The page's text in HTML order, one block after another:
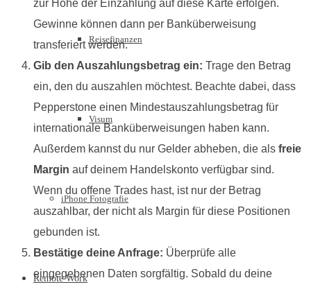
Reisefinanzen
Visum
iPhone Fotografie
Remote Work
zur Höhe der Einzahlung auf diese Karte erfolgen.
Gewinne können dann per Banküberweisung
transferiert werden.
Gib den Auszahlungsbetrag ein: Trage den Betrag
ein, den du auszahlen möchtest. Beachte dabei, dass
Pepperstone einen Mindestauszahlungsbetrag für
internationale Banküberweisungen haben kann.
Außerdem kannst du nur Gelder abheben, die als freie
Margin auf deinem Handelskonto verfügbar sind.
Wenn du offene Trades hast, ist nur der Betrag
auszahlbar, der nicht als Margin für diese Positionen
gebunden ist.
Bestätige deine Anfrage: Überprüfe alle
eingegebenen Daten sorgfältig. Sobald du deine